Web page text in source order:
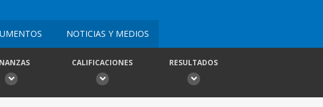
NOTICIAS Y MEDIOS
CALIFICACIONES RESULTADOS